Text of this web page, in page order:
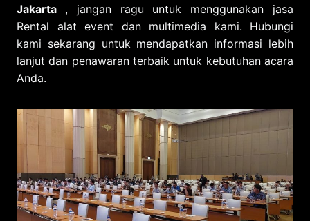
Jakarta , jangan ragu untuk menggunakan jasa
Rental alat event dan multimedia kami. Hubungi
kami sekarang untuk mendapatkan informasi lebih
lanjut dan penawaran terbaik untuk kebutuhan acara
Anda.